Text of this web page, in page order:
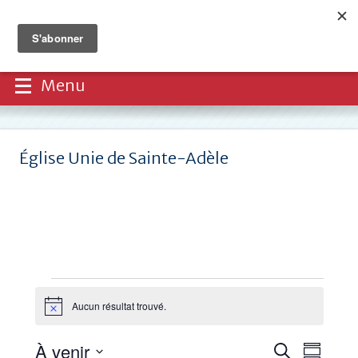
Menu
Église Unie de Sainte-Adèle
Évènements
Notice Aucun résultat trouvé.
Recherche
Recherche
À venir